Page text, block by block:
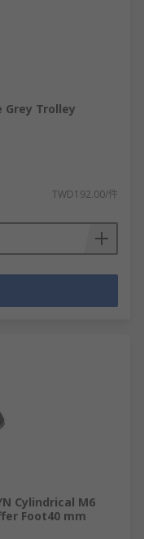
Trolley
TWD192.00/件
Cylindrical M6
Foot40 mm